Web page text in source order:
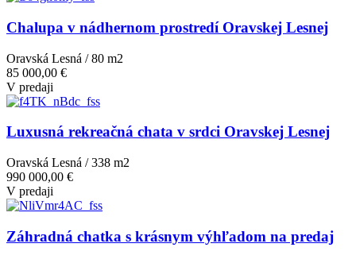
Chalupa v nádhernom prostredí Oravskej Lesnej
Oravská Lesná / 80 m2
85 000,00 €
V predaji
Luxusná rekreačná chata v srdci Oravskej Lesnej
Oravská Lesná / 338 m2
990 000,00 €
V predaji
Záhradná chatka s krásnym výhľadom na predaj